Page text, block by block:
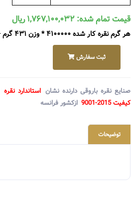
قیمت تمام شده: ۱,۷۶۷,۱۰۰,۰۳۲ ریال
هر گرم نقره کار شده ۴۱۰۰۰۰۰ * وزن ۴۳۱ گرم + متعلقات ۰
ثبت سفارش
صنایع نقره باروقی دارنده نشان استاندارد نقره
کیفیت 2015-9001
ازکشور فرانسه
توضیحات